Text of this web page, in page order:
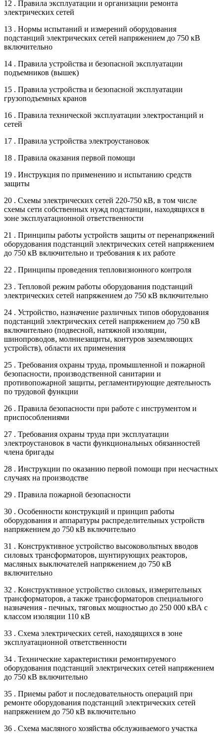
12 . Правила эксплуатации и организации ремонта
электрических сетей
13 . Нормы испытаний и измерений оборудования
подстанций электрических сетей напряжением до 750 кВ
включительно
14 . Правила устройства и безопасной эксплуатации
подъемников (вышек)
15 . Правила устройства и безопасной эксплуатации
грузоподъемных кранов
16 . Правила технической эксплуатации электростанций и
сетей
17 . Правила устройства электроустановок
18 . Правила оказания первой помощи
19 . Инструкция по применению и испытанию средств
защиты
20 . Схемы электрических сетей 220-750 кВ, в том числе
схемы сети собственных нужд подстанции, находящихся в
зоне эксплуатационной ответственности
21 . Принципы работы устройств защиты от перенапряжений
оборудования подстанций электрических сетей напряжением
до 750 кВ включительно и требования к их работе
22 . Принципы проведения тепловизионного контроля
23 . Тепловой режим работы оборудования подстанций
электрических сетей напряжением до 750 кВ включительно
24 . Устройство, назначение различных типов оборудования
подстанций электрических сетей напряжением до 750 кВ
включительно (подвесной, натяжной изоляции,
шинопроводов, молниезащиты, контуров заземляющих
устройств), области их применения
25 . Требования охраны труда, промышленной и пожарной
безопасности, производственной санитарии и
противопожарной защиты, регламентирующие деятельность
по трудовой функции
26 . Правила безопасности при работе с инструментом и
приспособлениями
27 . Требования охраны труда при эксплуатации
электроустановок в части функциональных обязанностей
члена бригады
28 . Инструкции по оказанию первой помощи при несчастных
случаях на производстве
29 . Правила пожарной безопасности
30 . Особенности конструкций и принцип работы
оборудования и аппаратуры распределительных устройств
напряжением до 750 кВ включительно
31 . Конструктивное устройство высоковольтных вводов
силовых трансформаторов, шунтирующих реакторов,
масляных выключателей напряжением до 750 кВ
включительно
32 . Конструктивное устройство силовых, измерительных
трансформаторов, а также трансформаторов специального
назначения - печных, тяговых мощностью до 250 000 кВА с
классом изоляции 110 кВ
33 . Схема электрических сетей, находящихся в зоне
эксплуатационной ответственности
34 . Технические характеристики ремонтируемого
оборудования подстанций электрических сетей напряжением
до 750 кВ включительно
35 . Приемы работ и последовательность операций при
ремонте оборудования подстанций электрических сетей
напряжением до 750 кВ включительно
36 . Схема масляного хозяйства обслуживаемого участка